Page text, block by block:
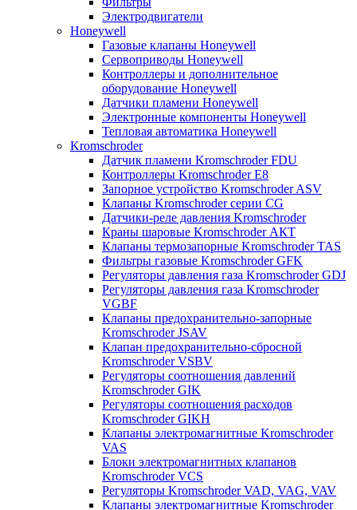
Электродвигатели
Honeywell
Газовые клапаны Honeywell
Сервоприводы Honeywell
Контроллеры и дополнительное
оборудование Honeywell
Датчики пламени Honeywell
Электронные компоненты Honeywell
Тепловая автоматика Honeywell
Kromschroder
Датчик пламени Kromschroder FDU
Контроллеры Kromschroder E8
Запорное устройство Kromschroder ASV
Клапаны Kromschroder серии CG
Датчики-реле давления Kromschroder
Краны шаровые Kromschroder АКТ
Клапаны термозапорные Kromschroder TAS
Фильтры газовые Kromschroder GFK
Регуляторы давления газа Kromschroder GDJ
Регуляторы давления газа Kromschroder
VGBF
Клапаны предохранительно-запорные
Kromschroder JSAV
Клапан предохранительно-сбросной
Kromschroder VSBV
Регуляторы соотношения давлений
Kromschroder GIK
Регуляторы соотношения расходов
Kromschroder GIKH
Клапаны электромагнитные Kromschroder
VAS
Блоки электромагнитных клапанов
Kromschroder VCS
Регуляторы Kromschroder VAD, VAG, VAV
Клапаны электромагнитные Kromschroder